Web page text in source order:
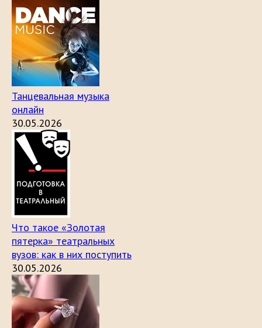
Танцевальная музыка
онлайн
30.05.2026
Что такое «Золотая
пятерка» театральных
вузов: как в них поступить
30.05.2026